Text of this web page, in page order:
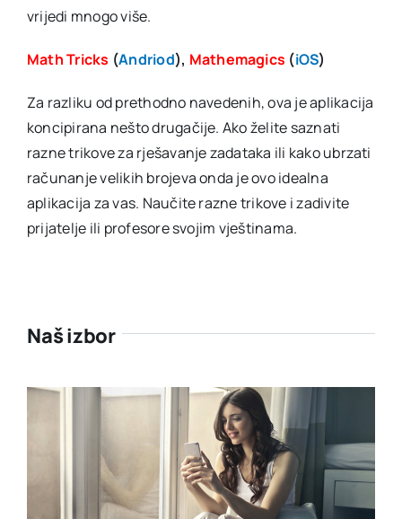
vrijedi mnogo više.
Math Tricks (Andriod), Mathemagics (iOS)
Za razliku od prethodno navedenih, ova je aplikacija
koncipirana nešto drugačije. Ako želite saznati
razne trikove za rješavanje zadataka ili kako ubrzati
računanje velikih brojeva onda je ovo idealna
aplikacija za vas. Naučite razne trikove i zadivite
prijatelje ili profesore svojim vještinama.
Naš izbor